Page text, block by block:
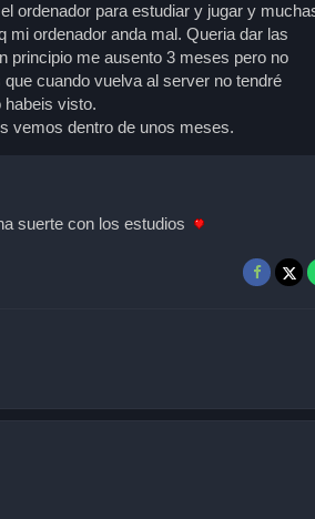
ordenador para estudiar y jugar y
mi ordenador anda mal. Queria dar las
principio me ausento 3 meses pero no
cuando vuelva al server no tendré
habeis visto.
vemos dentro de unos meses.
suerte con los estudios